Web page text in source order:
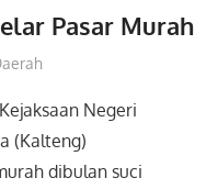
Pasar Murah
Negeri
(Kalteng)
dibulan suci